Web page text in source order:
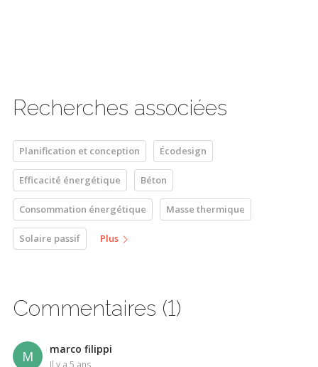
Recherches associées
Planification et conception Écodesign
Efficacité énergétique Béton
Consommation énergétique Masse thermique
Solaire passif Plus
Commentaires (1)
M marco filippi
il y a 5 ans